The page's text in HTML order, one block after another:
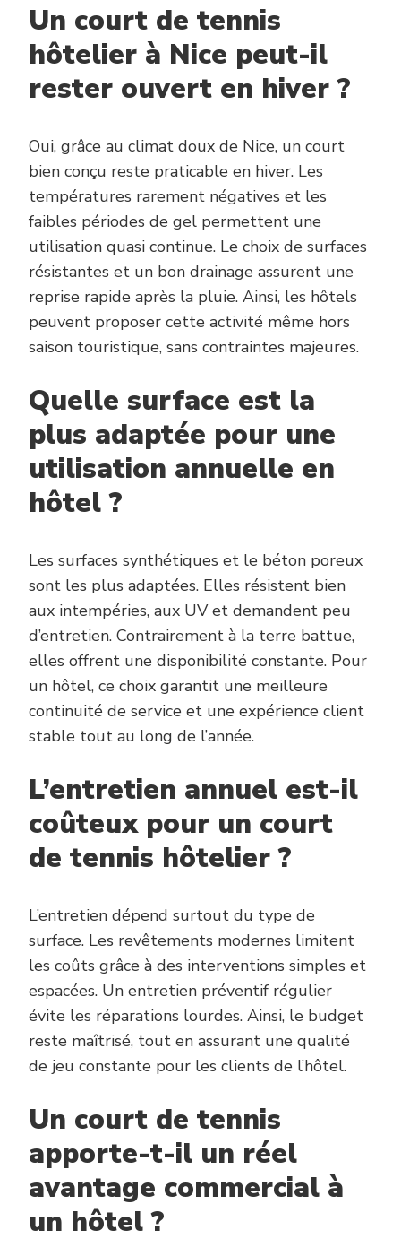
Un court de tennis
hôtelier à Nice peut-il
rester ouvert en hiver ?
Oui, grâce au climat doux de Nice, un court
bien conçu reste praticable en hiver. Les
températures rarement négatives et les
faibles périodes de gel permettent une
utilisation quasi continue. Le choix de surfaces
résistantes et un bon drainage assurent une
reprise rapide après la pluie. Ainsi, les hôtels
peuvent proposer cette activité même hors
saison touristique, sans contraintes majeures.
Quelle surface est la
plus adaptée pour une
utilisation annuelle en
hôtel ?
Les surfaces synthétiques et le béton poreux
sont les plus adaptées. Elles résistent bien
aux intempéries, aux UV et demandent peu
d’entretien. Contrairement à la terre battue,
elles offrent une disponibilité constante. Pour
un hôtel, ce choix garantit une meilleure
continuité de service et une expérience client
stable tout au long de l’année.
L’entretien annuel est-il
coûteux pour un court
de tennis hôtelier ?
L’entretien dépend surtout du type de
surface. Les revêtements modernes limitent
les coûts grâce à des interventions simples et
espacées. Un entretien préventif régulier
évite les réparations lourdes. Ainsi, le budget
reste maîtrisé, tout en assurant une qualité
de jeu constante pour les clients de l’hôtel.
Un court de tennis
apporte-t-il un réel
avantage commercial à
un hôtel ?